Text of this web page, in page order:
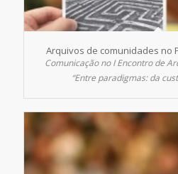
Arquivos de comunidades no
Comunicação no I Encontro de
“Entre paradigmas: da